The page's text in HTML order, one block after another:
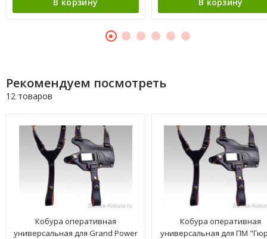
Рекомендуем посмотреть
12 товаров
Кобура оперативная
универсальная для Grand Power
Кобура оперативная
универсальная для ПМ